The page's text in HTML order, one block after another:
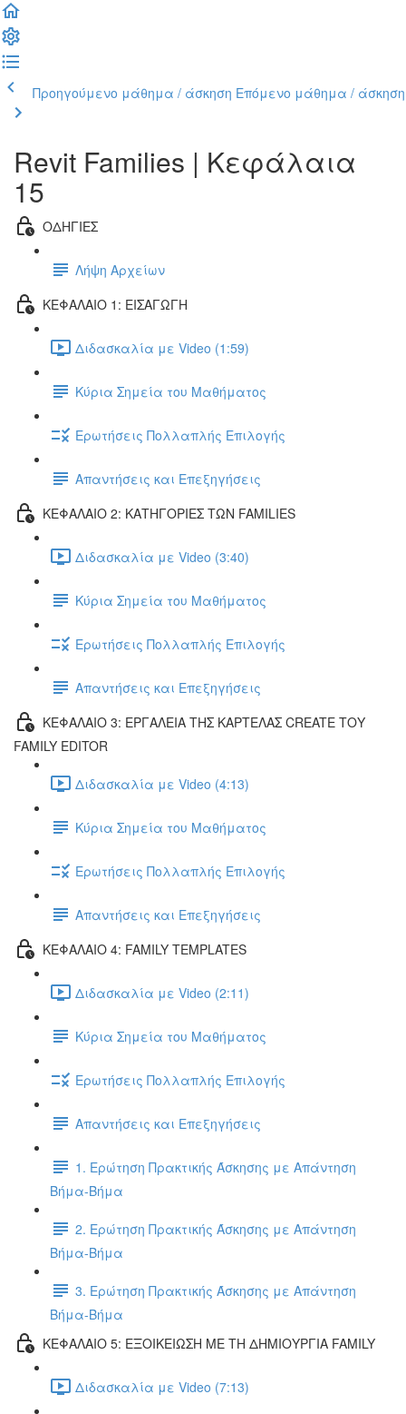
Προηγούμενο μάθημα / άσκηση Επόμενο μάθημα / άσκηση
Revit Families | Kεφάλαια
15
ΟΔΗΓΙΕΣ
Λήψη Αρχείων
ΚΕΦΑΛΑΙΟ 1: ΕΙΣΑΓΩΓΗ
Διδασκαλία με Video (1:59)
Κύρια Σημεία του Μαθήματος
Ερωτήσεις Πολλαπλής Επιλογής
Απαντήσεις και Επεξηγήσεις
ΚΕΦΑΛΑΙΟ 2: ΚΑΤΗΓΟΡΙΕΣ ΤΩΝ FAMILIES
Διδασκαλία με Video (3:40)
Κύρια Σημεία του Μαθήματος
Ερωτήσεις Πολλαπλής Επιλογής
Απαντήσεις και Επεξηγήσεις
ΚΕΦΑΛΑΙΟ 3: ΕΡΓΑΛΕΙΑ ΤΗΣ ΚΑΡΤΕΛΑΣ CREATE ΤΟΥ
FAMILY EDITOR
Διδασκαλία με Video (4:13)
Κύρια Σημεία του Μαθήματος
Ερωτήσεις Πολλαπλής Επιλογής
Απαντήσεις και Επεξηγήσεις
ΚΕΦΑΛΑΙΟ 4: FAMILY TEMPLATES
Διδασκαλία με Video (2:11)
Κύρια Σημεία του Μαθήματος
Ερωτήσεις Πολλαπλής Επιλογής
Απαντήσεις και Επεξηγήσεις
1. Ερώτηση Πρακτικής Άσκησης με Απάντηση
Βήμα-Βήμα
2. Ερώτηση Πρακτικής Άσκησης με Απάντηση
Βήμα-Βήμα
3. Ερώτηση Πρακτικής Άσκησης με Απάντηση
Βήμα-Βήμα
ΚΕΦΑΛΑΙΟ 5: ΕΞΟΙΚΕΙΩΣΗ ΜΕ ΤΗ ΔΗΜΙΟΥΡΓΙΑ FAMILY
Διδασκαλία με Video (7:13)